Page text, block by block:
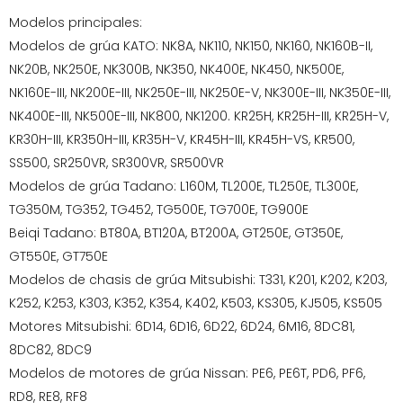
Modelos principales:
Modelos de grúa KATO: NK8A, NK110, NK150, NK160, NK160B-II,
NK20B, NK250E, NK300B, NK350, NK400E, NK450, NK500E,
NK160E-III, NK200E-III, NK250E-III, NK250E-V, NK300E-III, NK350E-III,
NK400E-III, NK500E-III, NK800, NK1200. KR25H, KR25H-III, KR25H-V,
KR30H-III, KR350H-III, KR35H-V, KR45H-III, KR45H-VS, KR500,
SS500, SR250VR, SR300VR, SR500VR
Modelos de grúa Tadano: L160M, TL200E, TL250E, TL300E,
TG350M, TG352, TG452, TG500E, TG700E, TG900E
Beiqi Tadano: BT80A, BT120A, BT200A, GT250E, GT350E,
GT550E, GT750E
Modelos de chasis de grúa Mitsubishi: T331, K201, K202, K203,
K252, K253, K303, K352, K354, K402, K503, KS305, KJ505, KS505
Motores Mitsubishi: 6D14, 6D16, 6D22, 6D24, 6M16, 8DC81,
8DC82, 8DC9
Modelos de motores de grúa Nissan: PE6, PE6T, PD6, PF6,
RD8, RE8, RF8